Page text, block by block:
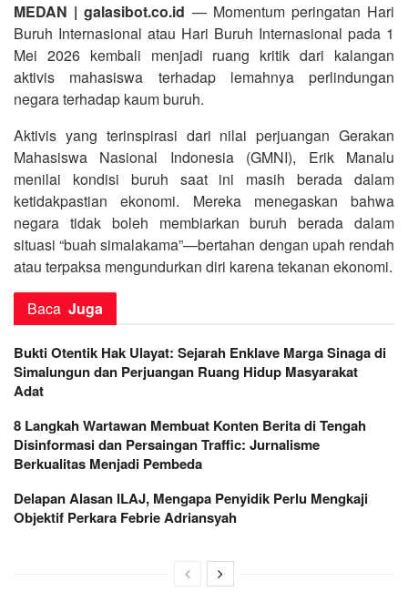
MEDAN | galasibot.co.id — Momentum peringatan Hari
Buruh Internasional atau Hari Buruh Internasional pada 1
Mei 2026 kembali menjadi ruang kritik dari kalangan
aktivis mahasiswa terhadap lemahnya perlindungan
negara terhadap kaum buruh.
Aktivis yang terinspirasi dari nilai perjuangan Gerakan
Mahasiswa Nasional Indonesia (GMNI), Erik Manalu
menilai kondisi buruh saat ini masih berada dalam
ketidakpastian ekonomi. Mereka menegaskan bahwa
negara tidak boleh membiarkan buruh berada dalam
situasi “buah simalakama”—bertahan dengan upah rendah
atau terpaksa mengundurkan diri karena tekanan ekonomi.
Baca Juga
Bukti Otentik Hak Ulayat: Sejarah Enklave Marga Sinaga di
Simalungun dan Perjuangan Ruang Hidup Masyarakat
Adat
8 Langkah Wartawan Membuat Konten Berita di Tengah
Disinformasi dan Persaingan Traffic: Jurnalisme
Berkualitas Menjadi Pembeda
Delapan Alasan ILAJ, Mengapa Penyidik Perlu Mengkaji
Objektif Perkara Febrie Adriansyah